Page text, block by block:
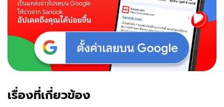
มาก
เรื่องที่เกี่ยวข้อง